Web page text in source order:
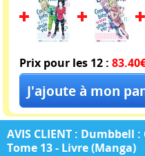
Prix pour les 12 :
AVIS CLIENT : Dumbbell
Tome 13 - Livre (Manga)